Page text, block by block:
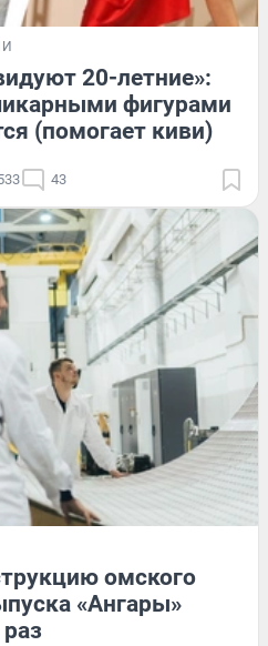
20-летние»:
фигурами
(помогает киви)
43
омского
«Ангары»